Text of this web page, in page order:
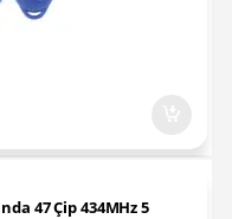
47 Çip 434MHz 5